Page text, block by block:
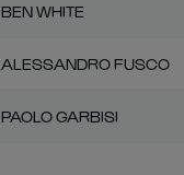
BEN WHITE
ALESSANDRO FUSCO
PAOLO GARBISI